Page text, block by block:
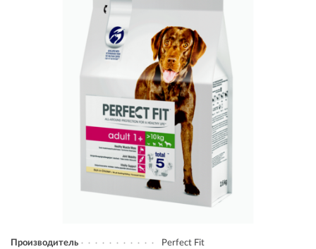
Производитель
Perfect Fit